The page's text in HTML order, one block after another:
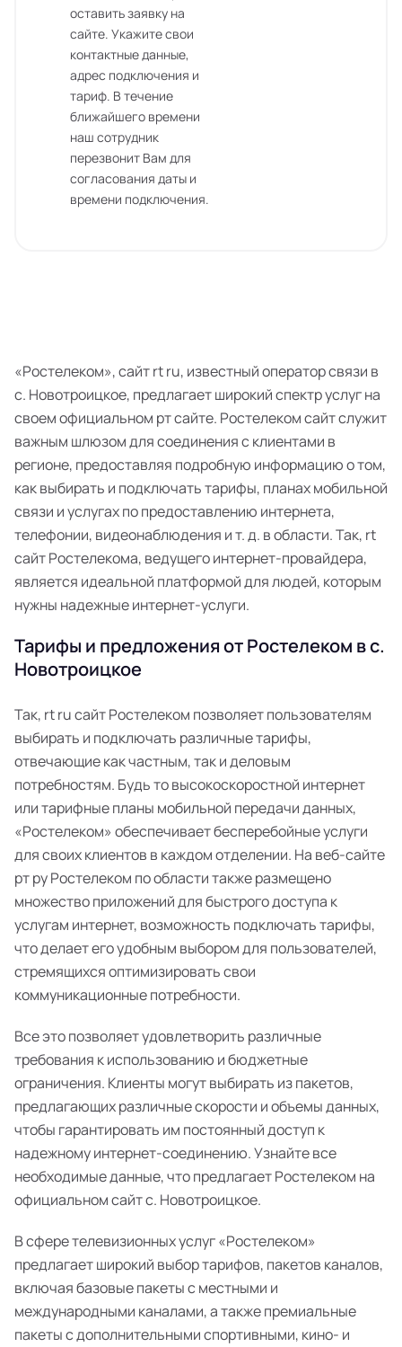
оставить заявку на
сайте. Укажите свои
контактные данные,
адрес подключения и
тариф. В течение
ближайшего времени
наш сотрудник
перезвонит Вам для
согласования даты и
времени подключения.
«Ростелеком», сайт rt ru, известный оператор связи в
с. Новотроицкое, предлагает широкий спектр услуг на
своем официальном рт сайте. Ростелеком сайт служит
важным шлюзом для соединения с клиентами в
регионе, предоставляя подробную информацию о том,
как выбирать и подключать тарифы, планах мобильной
связи и услугах по предоставлению интернета,
телефонии, видеонаблюдения и т. д. в области. Так, rt
сайт Ростелекома, ведущего интернет-провайдера,
является идеальной платформой для людей, которым
нужны надежные интернет-услуги.
Тарифы и предложения от Ростелеком в с.
Новотроицкое
Так, rt ru сайт Ростелеком позволяет пользователям
выбирать и подключать различные тарифы,
отвечающие как частным, так и деловым
потребностям. Будь то высокоскоростной интернет
или тарифные планы мобильной передачи данных,
«Ростелеком» обеспечивает бесперебойные услуги
для своих клиентов в каждом отделении. На веб-сайте
рт ру Ростелеком по области также размещено
множество приложений для быстрого доступа к
услугам интернет, возможность подключать тарифы,
что делает его удобным выбором для пользователей,
стремящихся оптимизировать свои
коммуникационные потребности.
Все это позволяет удовлетворить различные
требования к использованию и бюджетные
ограничения. Клиенты могут выбирать из пакетов,
предлагающих различные скорости и объемы данных,
чтобы гарантировать им постоянный доступ к
надежному интернет-соединению. Узнайте все
необходимые данные, что предлагает Ростелеком на
официальном сайт с. Новотроицкое.
В сфере телевизионных услуг «Ростелеком»
предлагает широкий выбор тарифов, пакетов каналов,
включая базовые пакеты с местными и
международными каналами, а также премиальные
пакеты с дополнительными спортивными, кино- и